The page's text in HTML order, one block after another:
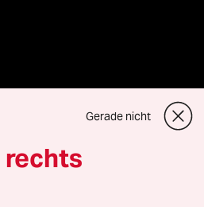
Gerade nicht
rechts